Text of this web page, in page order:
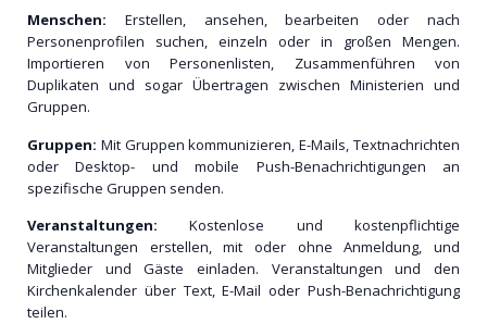
Menschen: Erstellen, ansehen, bearbeiten oder nach
Personenprofilen suchen, einzeln oder in großen Mengen.
Importieren von Personenlisten, Zusammenführen von
Duplikaten und sogar Übertragen zwischen Ministerien und
Gruppen.
Gruppen: Mit Gruppen kommunizieren, E-Mails, Textnachrichten
oder Desktop- und mobile Push-Benachrichtigungen an
spezifische Gruppen senden.
Veranstaltungen: Kostenlose und kostenpflichtige
Veranstaltungen erstellen, mit oder ohne Anmeldung, und
Mitglieder und Gäste einladen. Veranstaltungen und den
Kirchenkalender über Text, E-Mail oder Push-Benachrichtigung
teilen.